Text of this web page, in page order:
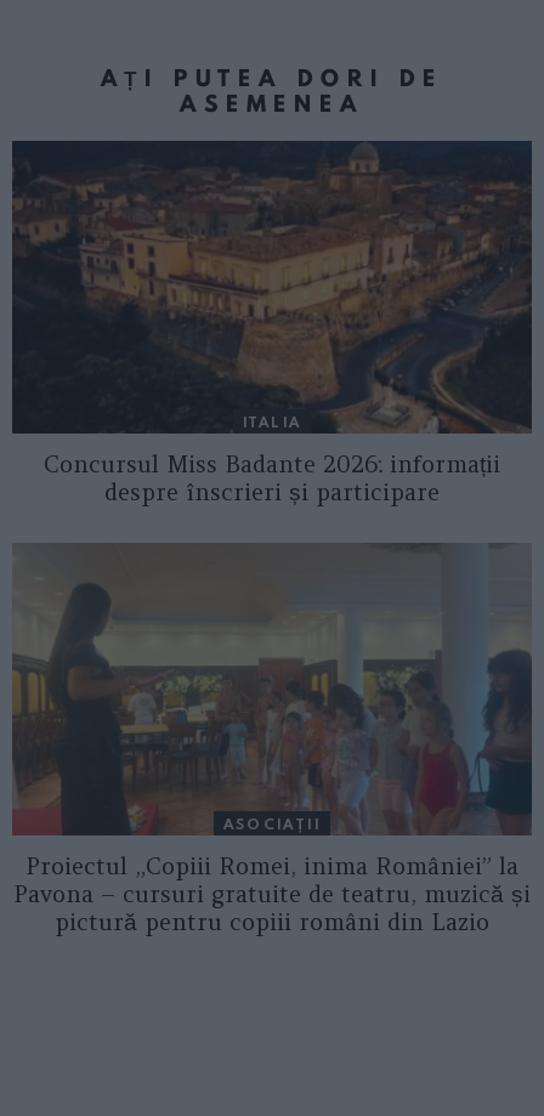
AȚI PUTEA DORI DE
ASEMENEA
ITALIA
Concursul Miss Badante 2026: informații
despre înscrieri și participare
ASOCIAŢII
Proiectul „Copiii Romei, inima României” la
Pavona – cursuri gratuite de teatru, muzică și
pictură pentru copiii români din Lazio